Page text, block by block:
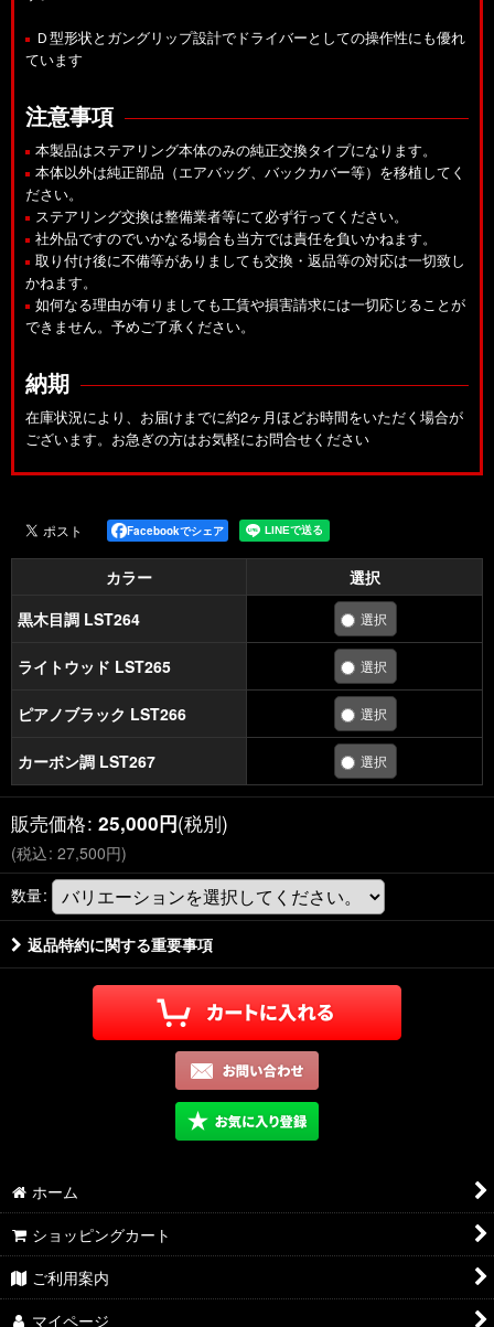
Ｄ型形状とガングリップ設計でドライバーとしての操作性にも優れ
ています
注意事項
本製品はステアリング本体のみの純正交換タイプになります。
本体以外は純正部品（エアバッグ、バックカバー等）を移植してく
ださい。
ステアリング交換は整備業者等にて必ず行ってください。
社外品ですのでいかなる場合も当方では責任を負いかねます。
取り付け後に不備等がありましても交換・返品等の対応は一切致し
かねます。
如何なる理由が有りましても工賃や損害請求には一切応じることが
できません。予めご了承ください。
納期
在庫状況により、お届けまでに約2ヶ月ほどお時間をいただく場合が
ございます。お急ぎの方はお気軽にお問合せください
Facebookでシェア
カラー
選択
黒木目調 LST264
ライトウッド LST265
ピアノブラック LST266
カーボン調 LST267
販売価格: 25,000円(税別)
(税込: 27,500円)
数量:
返品特約に関する重要事項
ホーム
ショッピングカート
ご利用案内
マイページ